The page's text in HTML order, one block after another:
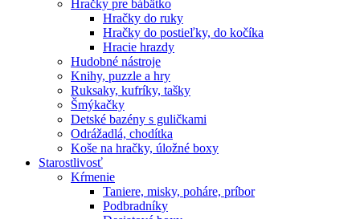
Hračky pre bábätko
Hračky do ruky
Hračky do postieľky, do kočíka
Hracie hrazdy
Hudobné nástroje
Knihy, puzzle a hry
Ruksaky, kufríky, tašky
Šmýkačky
Detské bazény s guličkami
Odrážadlá, chodítka
Koše na hračky, úložné boxy
Starostlivosť
Kŕmenie
Taniere, misky, poháre, príbor
Podbradníky